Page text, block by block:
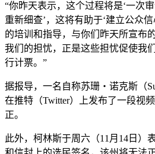
“你昨天表示，这个过程将是‘一次
重新细查’，这将有助于‘建立公众
的培训和指导，与你们昨天所宣布
我们的担忧，正是这些担忧促使我
行计票。”
据报导，一名自称苏珊‧诺克斯（
在推特（Twitter）上发布了一段视
正。
此外，柯林斯于周六（11月14日）